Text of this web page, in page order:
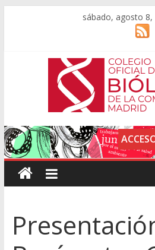
sábado, agosto 8,